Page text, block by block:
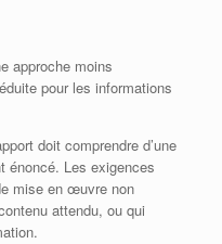
approche moins
pour les informations
doit comprendre d’une
énoncé. Les exigences
mise en œuvre non
attendu, ou qui